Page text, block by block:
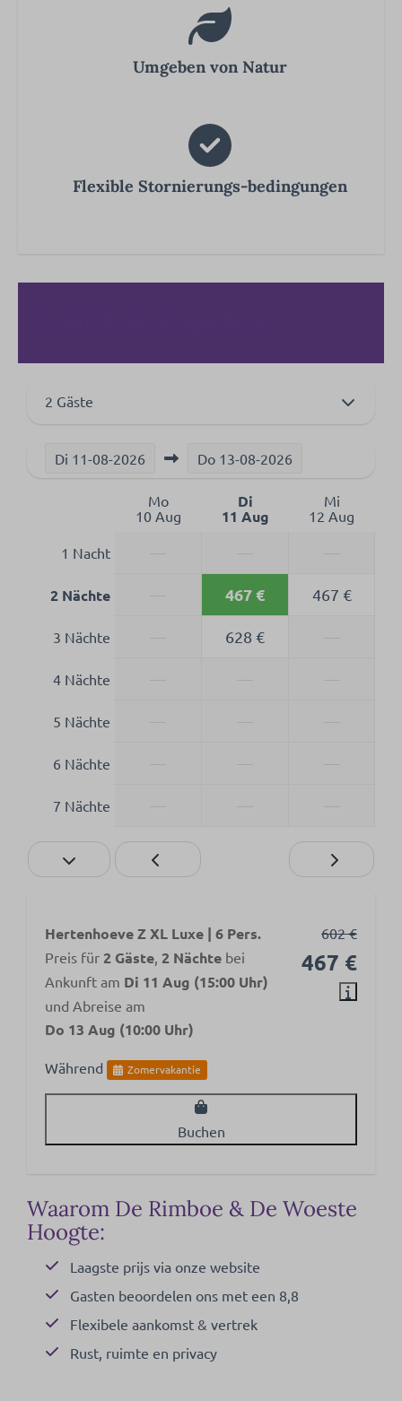
Umgeben von Natur
Flexible Stornierungs-bedingungen
2 Gäste
Di 11-08-2026 Do 13-08-2026
Mo
10 Aug
Di
11 Aug
Mi
12 Aug
1 Nacht
2 Nächte 467 € 467 €
3 Nächte 628 €
4 Nächte
5 Nächte
6 Nächte
7 Nächte
602 €
467 €
Hertenhoeve Z XL Luxe | 6 Pers.
Preis für 2 Gäste, 2 Nächte bei
Ankunft am Di 11 Aug (15:00 Uhr)
und Abreise am
Do 13 Aug (10:00 Uhr)
Während Zomervakantie
Buchen
Waarom De Rimboe & De Woeste
Hoogte:
Laagste prijs via onze website
Gasten beoordelen ons met een 8,8
Flexibele aankomst & vertrek
Rust, ruimte en privacy